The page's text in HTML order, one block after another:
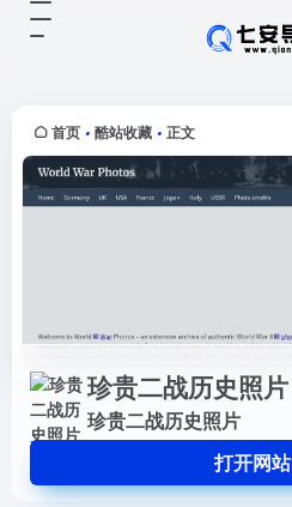
首页 • 酷站收藏 • 正文
珍贵二战历史照片
珍贵二战历史照片
打开网站